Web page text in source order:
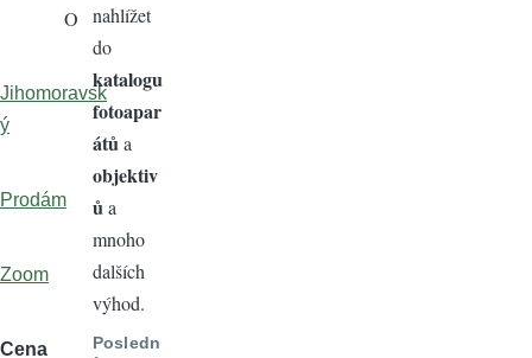
O
Jihomoravsk
ý
Prodám
Zoom
Cena
nahlížet
do
katalogu
fotoapar
átů a
objektiv
ů a
mnoho
dalších
výhod.
Posledn